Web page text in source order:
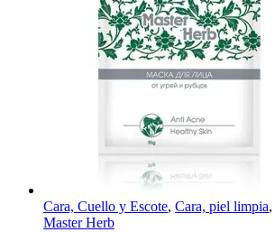
Cara, Cuello y Escote, Cara, piel limpia,
Master Herb